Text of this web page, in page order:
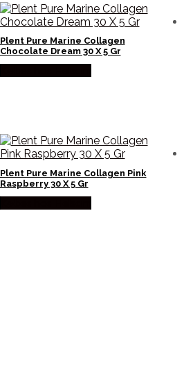
Plent Pure Marine Collagen
Chocolate Dream 30 X 5 Gr
Plent Pure Marine Collagen Pink
Raspberry 30 X 5 Gr